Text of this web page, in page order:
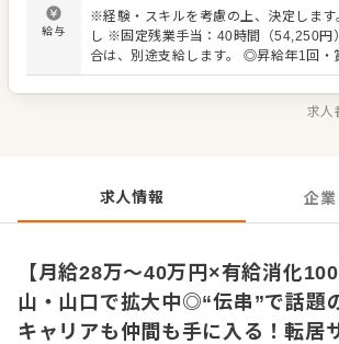
す。 慣れてきたら、発注・在庫管理・
店舗運営に関わる仕事にも挑戦可能。
ながら、接客やオペレーションを少し
給与
※経験・スキルを考慮の上、決定しま
し ※固定残業手当：40時間（54,250円
合は、別途支給します。 ◎昇給年1回・賞与年2回あり ＜年
収モデル＞ ・20代：年収350万円〜 ・
円〜 ・40代：年収550万円〜 ※基本給
求人
求人情報 企業
【月給28万～40万円×有給消化
山・山口で拡大中◎“伝串”で話題
キャリアも仲間も手に入る！転居